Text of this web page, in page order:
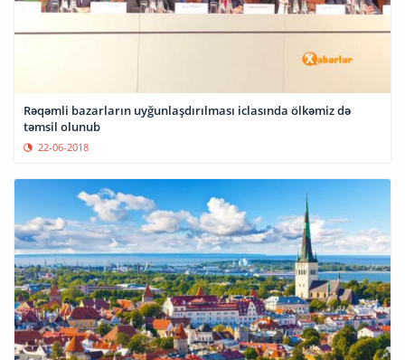
Rəqəmli bazarların uyğunlaşdırılması iclasında ölkəmiz də
təmsil olunub
22-06-2018